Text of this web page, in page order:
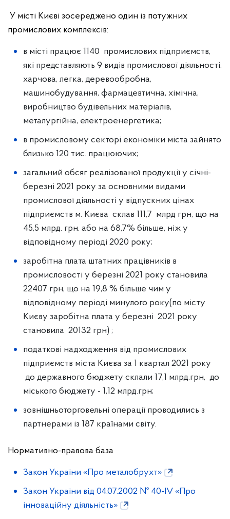
У місті Києві зосереджено один із потужних
промислових комплексів:
в місті працює 1140 промислових підприємств,
які представляють 9 видів промислової діяльності:
харчова, легка, деревообробна,
машинобудування, фармацевтична, хімічна,
виробництво будівельних матеріалів,
металургійна, електроенергетика;
в промисловому секторі економіки міста зайнято
близько 120 тис. працюючих;
загальний обсяг реалізованої продукції у січні-
березні 2021 року за основними видами
промислової діяльності у відпускних цінах
підприємств м. Києва склав 111,7 млрд грн, що на
45,5 млрд. грн. або на 68,7% більше, ніж у
відповідному періоді 2020 року;
заробітна плата штатних працівників в
промисловості у березні 2021 року становила
22407 грн, що на 19,8 % більше чим у
відповідному періоді минулого року(по місту
Києву заробітна плата у березні 2021 року
становила 20132 грн) ;
податкові надходження від промислових
підприємств міста Києва за 1 квартал 2021 року
до державного бюджету склали 17,1 млрд.грн, до
міського бюджету - 1,12 млрд.грн;
зовнішньоторговельні операції проводились з
партнерами із 187 країнами світу.
Нормативно-правова база
Закон України «Про металобрухт»
Закон України вiд 04.07.2002 № 40-IV «Про
інноваційну діяльність»